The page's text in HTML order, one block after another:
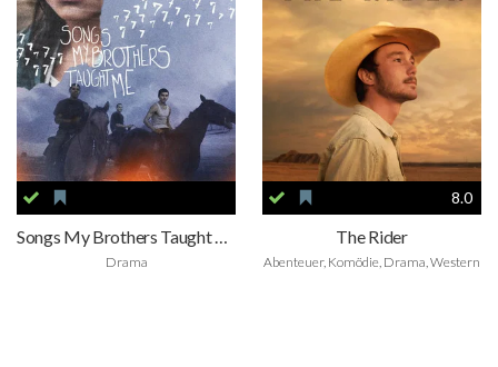
Drama
8.0
The Rider
Abenteuer, Komödie, Drama, Western